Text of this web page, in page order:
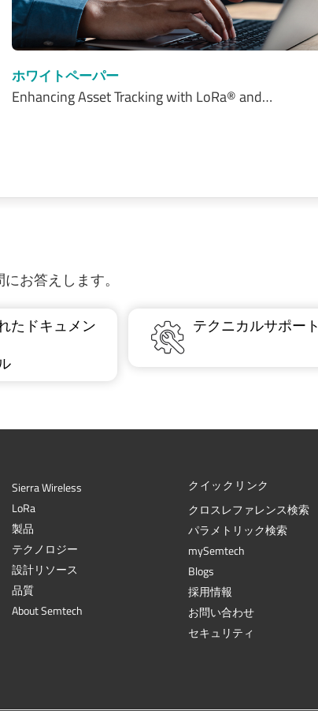
ホワイトペーパー
Enhancing Asset Tracking with LoRa® and…
お答えします。
たドキュメン
テクニカルサポート
Sierra Wireless
LoRa
製品
テクノロジー
設計リソース
品質
About Semtech
クイックリンク
クロスレファレンス検索
パラメトリック検索
mySemtech
Blogs
採用情報
お問い合わせ
セキュリティ